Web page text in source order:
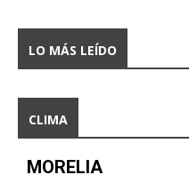
LO MÁS LEÍDO
CLIMA
MORELIA